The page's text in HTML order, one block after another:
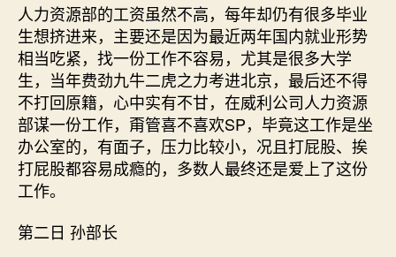
人力资源部的工资虽然不高，每年却仍有很多毕业
生想挤进来，主要还是因为最近两年国内就业形势
相当吃紧，找一份工作不容易，尤其是很多大学
生，当年费劲九牛二虎之力考进北京，最后还不得
不打回原籍，心中实有不甘，在威利公司人力资源
部谋一份工作，甭管喜不喜欢SP，毕竟这工作是坐
办公室的，有面子，压力比较小，况且打屁股、挨
打屁股都容易成瘾的，多数人最终还是爱上了这份
工作。
第二日 孙部长